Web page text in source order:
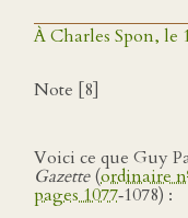
À Charles Spon, le
Note [8]
Voici ce que Guy
Gazette(ordinaire n
pages 1077‑1078) :